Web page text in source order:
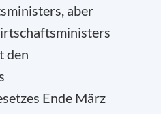
aber
den
Ende März